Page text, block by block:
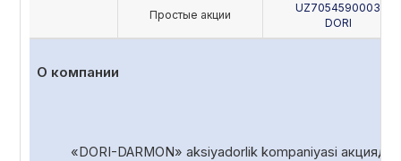
Простые акции
UZ7054590003
DORI
О компании
«DORI-DARMON» aksiyadorlik kompaniyasi